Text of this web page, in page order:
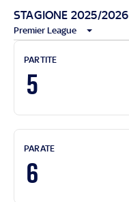
STAGIONE 2025/2026
Premier League
PARTITE
5
PARATE
6